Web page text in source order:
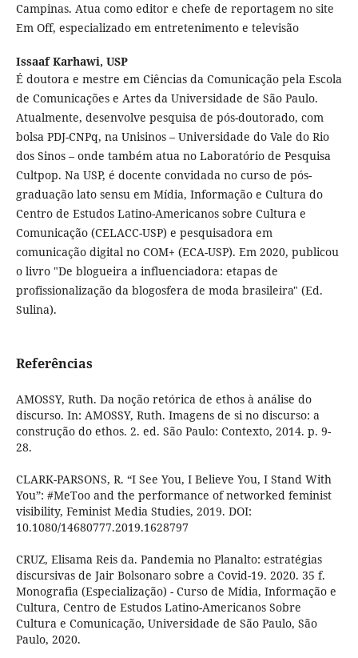
Campinas. Atua como editor e chefe de reportagem no site
Em Off, especializado em entretenimento e televisão
Issaaf Karhawi, USP
É doutora e mestre em Ciências da Comunicação pela Escola
de Comunicações e Artes da Universidade de São Paulo.
Atualmente, desenvolve pesquisa de pós-doutorado, com
bolsa PDJ-CNPq, na Unisinos – Universidade do Vale do Rio
dos Sinos – onde também atua no Laboratório de Pesquisa
Cultpop. Na USP, é docente convidada no curso de pós-
graduação lato sensu em Mídia, Informação e Cultura do
Centro de Estudos Latino-Americanos sobre Cultura e
Comunicação (CELACC-USP) e pesquisadora em
comunicação digital no COM+ (ECA-USP). Em 2020, publicou
o livro "De blogueira a influenciadora: etapas de
profissionalização da blogosfera de moda brasileira" (Ed.
Sulina).
Referências
AMOSSY, Ruth. Da noção retórica de ethos à análise do
discurso. In: AMOSSY, Ruth. Imagens de si no discurso: a
construção do ethos. 2. ed. São Paulo: Contexto, 2014. p. 9-
28.
CLARK-PARSONS, R. “I See You, I Believe You, I Stand With
You”: #MeToo and the performance of networked feminist
visibility, Feminist Media Studies, 2019. DOI:
10.1080/14680777.2019.1628797
CRUZ, Elisama Reis da. Pandemia no Planalto: estratégias
discursivas de Jair Bolsonaro sobre a Covid-19. 2020. 35 f.
Monografia (Especialização) - Curso de Mídia, Informação e
Cultura, Centro de Estudos Latino-Americanos Sobre
Cultura e Comunicação, Universidade de São Paulo, São
Paulo, 2020.